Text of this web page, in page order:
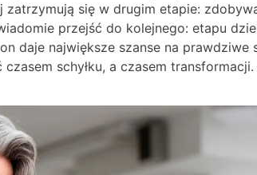
zatrzymują się w drugim etapie:
przejść do kolejnego: etapu
daje największe szanse na prawdziwe
schyłku, a czasem transformacji.